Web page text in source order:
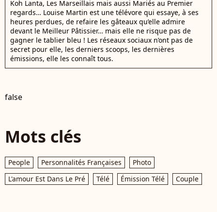
Koh Lanta, Les Marseillais mais aussi Mariés au Premier
regards… Louise Martin est une télévore qui essaye, à ses
heures perdues, de refaire les gâteaux qu’elle admire
devant le Meilleur Pâtissier… mais elle ne risque pas de
gagner le tablier bleu ! Les réseaux sociaux n’ont pas de
secret pour elle, les derniers scoops, les dernières
émissions, elle les connaît tous.
false
Mots clés
People Personnalités Françaises
Photo
L'amour Est Dans Le Pré
Télé Émission Télé Couple